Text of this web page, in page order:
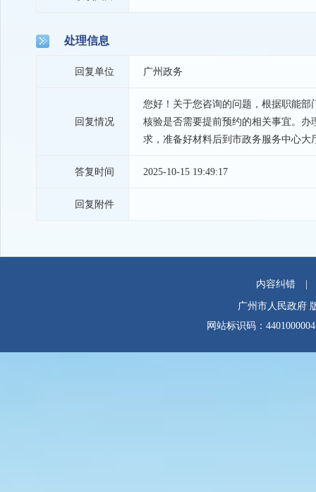
处理信息
回复单位 广州政务
回复情况
您好！关于您咨询的问题，根据职能
核验是否需要提前预约的相关事宜。办
求，准备好材料后到市政务服务中心大
答复时间 2025-10-15 19:49:17
回复附件